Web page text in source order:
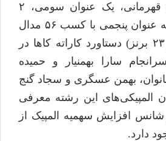
قهرمانی، یک نایب قهرمانی، یک عنوان سومی، ۲
عنوان چهارمی و سه عنوان پنجمی با کسب ۵۶ مدال
(۲۴ طلا، ۹ نقره و ۲۳ برنز) دستاورد کاراته کا‌ها در
که سرانجام سارا بهمنیار و حمیده
بهمن عسگری و سجاد گنج
المپیکی‌های این رشته معرفی
افزایش سهمیه المپیک از
دارد.